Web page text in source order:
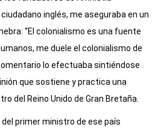
inglés, me aseguraba en un
“El colonialismo es una fuente
me duele el colonialismo de
lo efectuaba sintiéndose
que sostiene y practica una
del Reino Unido de Gran Bretaña.
primer ministro de ese país